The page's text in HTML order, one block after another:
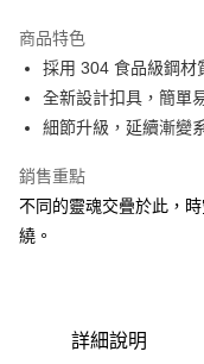
合作金庫商業銀行
華南商業銀行
上海商業儲蓄銀行
國泰世華商業銀行
匯豐（台灣）商業銀行
聯邦商業銀行
超商取貨付款
LINE Pay
街口支付
悠遊付
【關於「AFTEE先享後付」
AFTEE先享後付是「在收
ATM付款
商品特色
採用 304 食品級鋼材
全新設計扣具，簡單
細節升級，延續漸變
銷售重點
不同的靈魂交疊於此，
繞。
詳細說明